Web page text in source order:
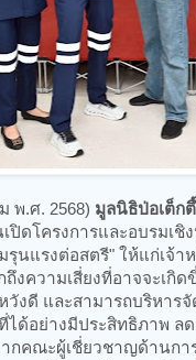
พ.ศ. 2568) มูลนิธิป่อเต็ก
ปิดโครงการและอบรมเ
นแรงต่อสตรี" ให้แก่เจ้
งความเสี่ยงที่อาจจะเกิ
วังดี และสามารถบริหา
ด้อย่างมีประสิทธิภาพ ล
กคณะผู้เชี่ยวชาญด้านกา